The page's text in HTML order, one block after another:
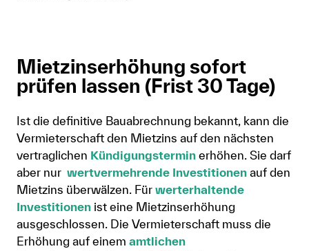
Mietzinserhöhung sofort
prüfen lassen (Frist 30 Tage)
Ist die definitive Bauabrechnung bekannt, kann die
Vermieterschaft den Mietzins auf den nächsten
vertraglichen Kündigungstermin erhöhen. Sie darf
aber nur wertvermehrende Investitionen auf den
Mietzins überwälzen. Für werterhaltende
Investitionen ist eine Mietzinserhöhung
ausgeschlossen. Die Vermieterschaft muss die
Erhöhung auf einem amtlichen